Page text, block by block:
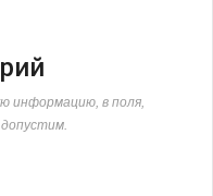
информацию, в поля,